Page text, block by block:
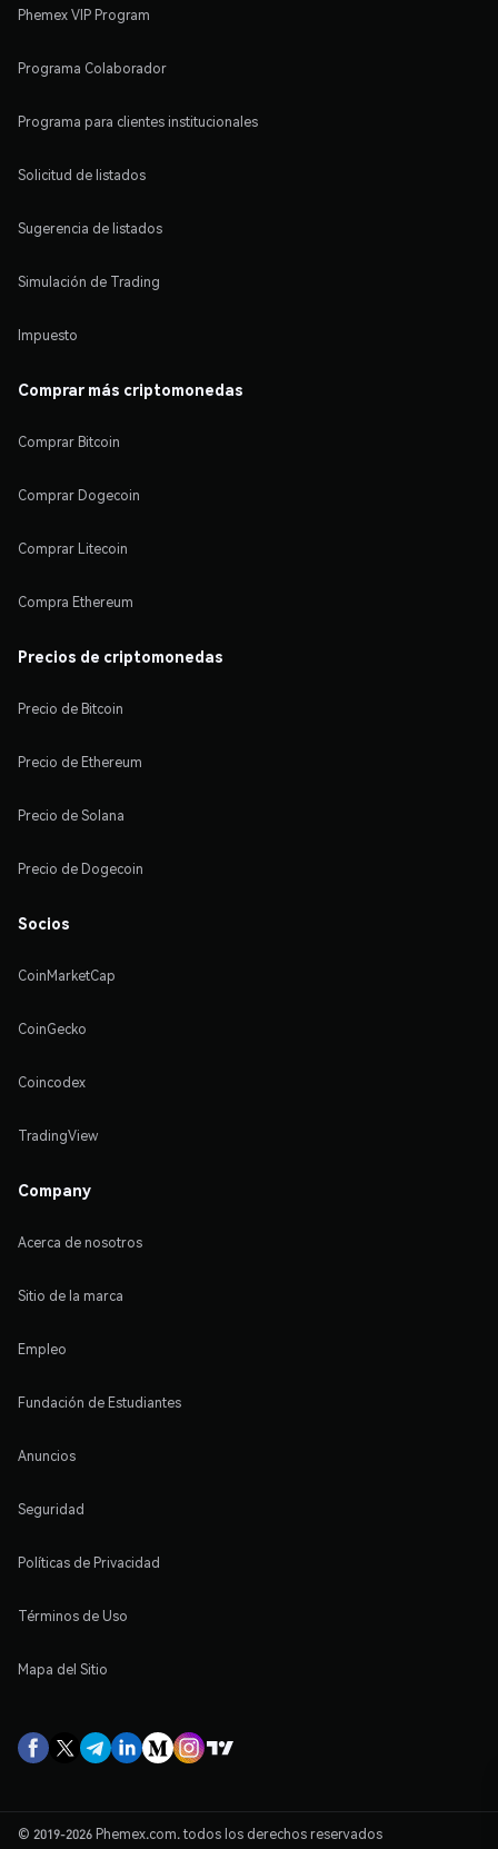
Phemex VIP Program
Programa Colaborador
Programa para clientes institucionales
Solicitud de listados
Sugerencia de listados
Simulación de Trading
Impuesto
Comprar más criptomonedas
Comprar Bitcoin
Comprar Dogecoin
Comprar Litecoin
Compra Ethereum
Precios de criptomonedas
Precio de Bitcoin
Precio de Ethereum
Precio de Solana
Precio de Dogecoin
Socios
CoinMarketCap
CoinGecko
Coincodex
TradingView
Company
Acerca de nosotros
Sitio de la marca
Empleo
Fundación de Estudiantes
Anuncios
Seguridad
Políticas de Privacidad
Términos de Uso
Mapa del Sitio
© 2019-2026 Phemex.com. todos los derechos reservados